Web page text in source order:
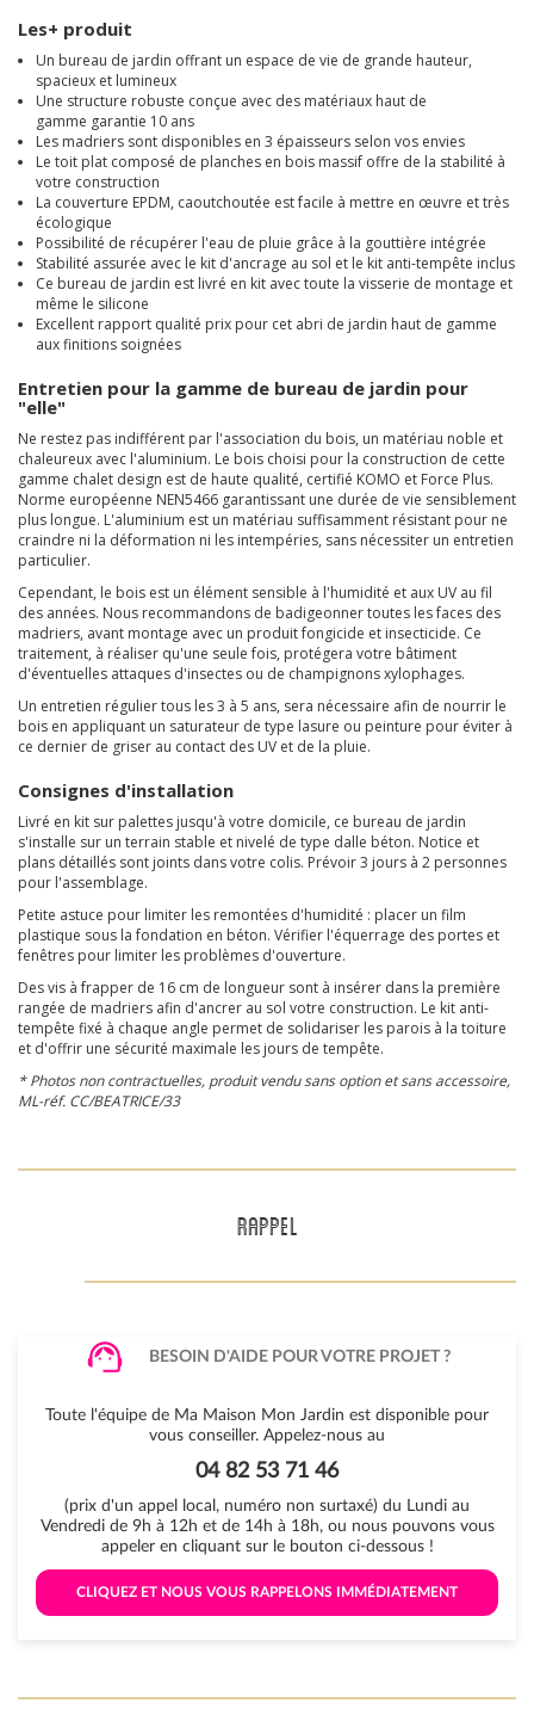
Les+ produit
Un bureau de jardin offrant un espace de vie de grande hauteur,
spacieux et lumineux
Une structure robuste conçue avec des matériaux haut de
gamme garantie 10 ans
Les madriers sont disponibles en 3 épaisseurs selon vos envies
Le toit plat composé de planches en bois massif offre de la stabilité à
votre construction
La couverture EPDM, caoutchoutée est facile à mettre en œuvre et très
écologique
Possibilité de récupérer l'eau de pluie grâce à la gouttière intégrée
Stabilité assurée avec le kit d'ancrage au sol et le kit anti-tempête inclus
Ce bureau de jardin est livré en kit avec toute la visserie de montage et
même le silicone
Excellent rapport qualité prix pour cet abri de jardin haut de gamme
aux finitions soignées
Entretien pour la gamme de bureau de jardin pour
"elle"
Ne restez pas indifférent par l'association du bois, un matériau noble et
chaleureux avec l'aluminium. Le bois choisi pour la construction de cette
gamme chalet design est de haute qualité, certifié KOMO et Force Plus.
Norme européenne NEN5466 garantissant une durée de vie sensiblement
plus longue. L'aluminium est un matériau suffisamment résistant pour ne
craindre ni la déformation ni les intempéries, sans nécessiter un entretien
particulier.
Cependant, le bois est un élément sensible à l'humidité et aux UV au fil
des années. Nous recommandons de badigeonner toutes les faces des
madriers, avant montage avec un produit fongicide et insecticide. Ce
traitement, à réaliser qu'une seule fois, protégera votre bâtiment
d'éventuelles attaques d'insectes ou de champignons xylophages.
Un entretien régulier tous les 3 à 5 ans, sera nécessaire afin de nourrir le
bois en appliquant un saturateur de type lasure ou peinture pour éviter à
ce dernier de griser au contact des UV et de la pluie.
Consignes d'installation
Livré en kit sur palettes jusqu'à votre domicile, ce bureau de jardin
s'installe sur un terrain stable et nivelé de type dalle béton. Notice et
plans détaillés sont joints dans votre colis. Prévoir 3 jours à 2 personnes
pour l'assemblage.
Petite astuce pour limiter les remontées d'humidité : placer un film
plastique sous la fondation en béton. Vérifier l'équerrage des portes et
fenêtres pour limiter les problèmes d'ouverture.
Des vis à frapper de 16 cm de longueur sont à insérer dans la première
rangée de madriers afin d'ancrer au sol votre construction. Le kit anti-
tempête fixé à chaque angle permet de solidariser les parois à la toiture
et d'offrir une sécurité maximale les jours de tempête.
* Photos non contractuelles, produit vendu sans option et sans accessoire,
ML-réf. CC/BEATRICE/33
RAPPEL
BESOIN D'AIDE POUR VOTRE PROJET ?
Toute l'équipe de Ma Maison Mon Jardin est disponible pour
vous conseiller. Appelez-nous au
04 82 53 71 46
(prix d'un appel local, numéro non surtaxé) du Lundi au
Vendredi de 9h à 12h et de 14h à 18h, ou nous pouvons vous
appeler en cliquant sur le bouton ci-dessous !
CLIQUEZ ET NOUS VOUS RAPPELONS IMMÉDIATEMENT